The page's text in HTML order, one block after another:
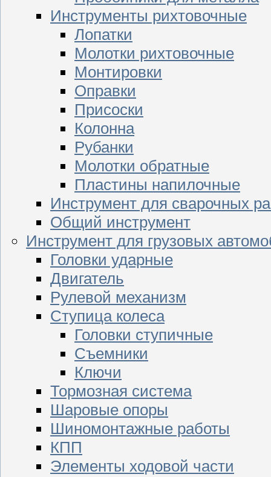
Инструменты рихтовочные
Лопатки
Молотки рихтовочные
Монтировки
Оправки
Присоски
Колонна
Рубанки
Молотки обратные
Пластины напилочные
Инструмент для сварочных
Общий инструмент
Инструмент для грузовых
Головки ударные
Двигатель
Рулевой механизм
Ступица колеса
Головки ступичные
Съемники
Ключи
Тормозная система
Шаровые опоры
Шиномонтажные работы
КПП
Элементы ходовой части